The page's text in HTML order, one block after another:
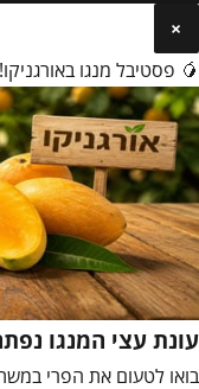
×
🥭 פסטיבל מנגו
עונת עצי המנגו
בואו לטעום את הפרי